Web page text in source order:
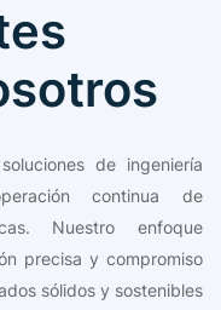
de ingeniería
continua de
Nuestro enfoque
precisa y compromiso
sólidos y sostenibles